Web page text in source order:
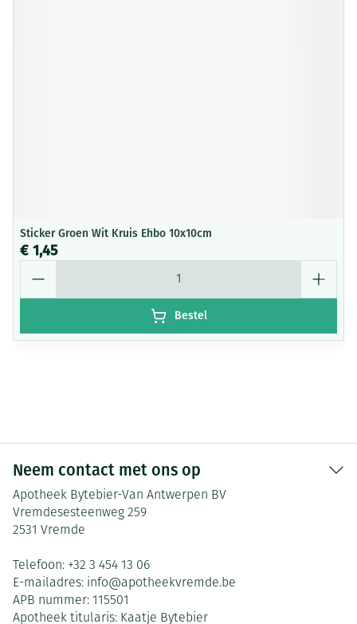
Sticker Groen Wit Kruis Ehbo 10x10cm
€ 1,45
Bestel
Neem contact met ons op
Apotheek Bytebier-Van Antwerpen BV
Vremdesesteenweg 259
2531 Vremde
Telefoon: +32 3 454 13 06
E-mailadres: info@apotheekvremde.be
APB nummer: 115501
Apotheek titularis: Kaatje Bytebier